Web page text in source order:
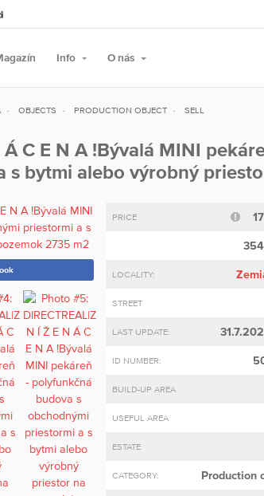
Info O nás
OBJECTS PRODUCTION OBJECT SELL
Á C E N A !Bývalá MINI
s bytmi alebo výrobný
PRICE
LOCALITY:
STREET
LAST UPDATE:
ID NUMBER:
BUILD-UP AREA
USEFUL AREA
ESTATE
CATEGORY: Production